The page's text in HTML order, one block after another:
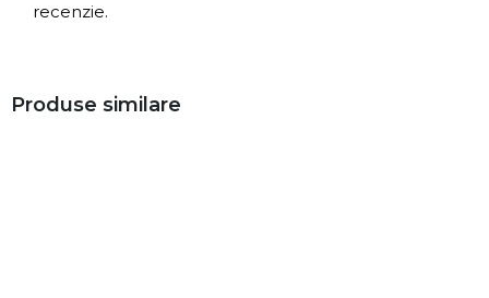
recenzie.
Produse similare